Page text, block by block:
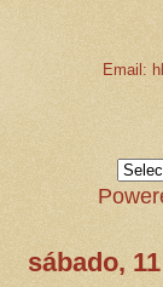
Email:
sábado,